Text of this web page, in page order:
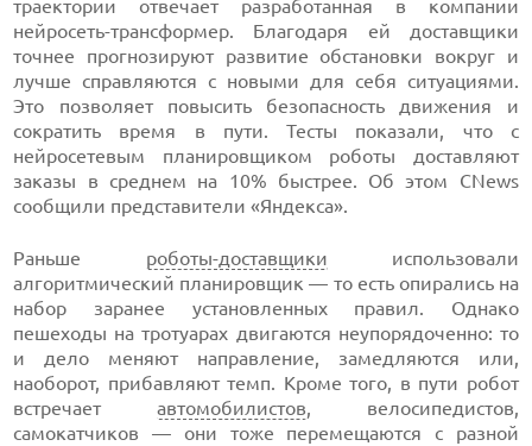
траектории отвечает разработанная в компании
нейросеть-трансформер. Благодаря ей доставщики
точнее прогнозируют развитие обстановки вокруг и
лучше справляются с новыми для себя ситуациями.
Это позволяет повысить безопасность движения и
сократить время в пути. Тесты показали, что с
нейросетевым планировщиком роботы доставляют
заказы в среднем на 10% быстрее. Об этом CNews
сообщили представители «Яндекса».
Раньше роботы-доставщики использовали
алгоритмический планировщик — то есть опирались на
набор заранее установленных правил. Однако
пешеходы на тротуарах двигаются неупорядоченно: то
и дело меняют направление, замедляются или,
наоборот, прибавляют темп. Кроме того, в пути робот
встречает автомобилистов, велосипедистов,
самокатчиков — они тоже перемещаются с разной